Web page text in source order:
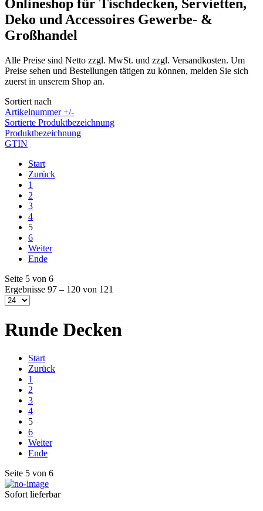
Onlineshop für Tischdecken, Servietten,
Deko und Accessoires Gewerbe- &
Großhandel
Alle Preise sind Netto zzgl. MwSt. und zzgl. Versandkosten. Um
Preise sehen und Bestellungen tätigen zu können, melden Sie sich
zuerst in unserem Shop an.
Sortiert nach
Artikelnummer +/-
Sortierte Produktbezeichnung
Produktbezeichnung
GTIN
Start
Zurück
1
2
3
4
5
6
Weiter
Ende
Seite 5 von 6
Ergebnisse 97 – 120 von 121
Runde Decken
Start
Zurück
1
2
3
4
5
6
Weiter
Ende
Seite 5 von 6
Sofort lieferbar